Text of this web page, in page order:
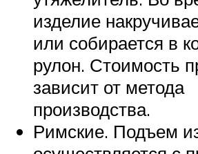
изделие
или собирается в
рулон. Стоимость
зависит от метода
производства.
Римские. Подъем